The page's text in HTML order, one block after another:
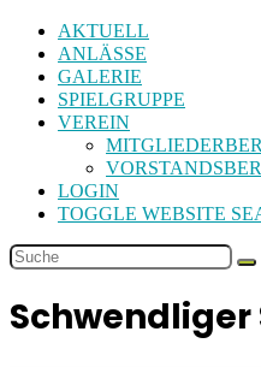
AKTUELL
ANLÄSSE
GALERIE
SPIELGRUPPE
VEREIN
LOGIN
TOGGLE WEBSITE